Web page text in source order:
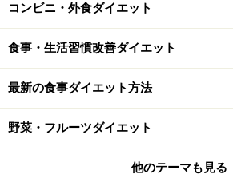
コンビニ・外食ダイエット
食事・生活習慣改善ダイエット
最新の食事ダイエット方法
野菜・フルーツダイエット
他のテーマも見る